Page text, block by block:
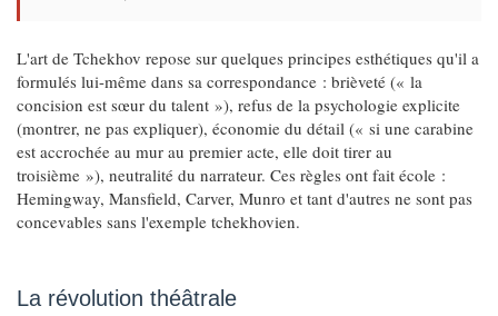
L'art de Tchekhov repose sur quelques principes esthétiques qu'il a
formulés lui-même dans sa correspondance : brièveté (« la
concision est sœur du talent »), refus de la psychologie explicite
(montrer, ne pas expliquer), économie du détail (« si une carabine
est accrochée au mur au premier acte, elle doit tirer au
troisième »), neutralité du narrateur. Ces règles ont fait école :
Hemingway, Mansfield, Carver, Munro et tant d'autres ne sont pas
concevables sans l'exemple tchekhovien.
La révolution théâtrale